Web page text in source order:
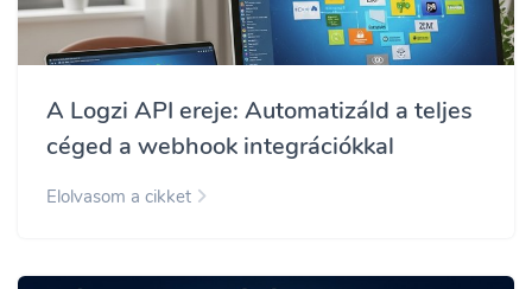
A Logzi API ereje: Automatizáld a teljes
céged a webhook integrációkkal
Elolvasom a cikket